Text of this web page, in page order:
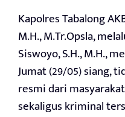
Kapolres Tabalong
M.H., M.Tr.Opsla,
Siswoyo, S.H., M.H.,
Jumat (29/05) siang,
resmi dari
sekaligus kriminal